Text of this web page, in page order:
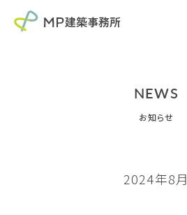
NEWS
お知らせ
2024年8月